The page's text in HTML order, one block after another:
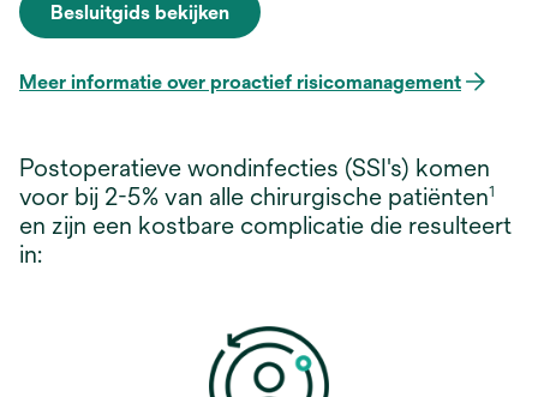
Besluitgids bekijken
opens
a
Meer informatie over proactief risicomanagement
opens
new
tab
Postoperatieve wondinfecties (SSI's) komen
voor bij 2-5% van alle chirurgische patiënten1
en zijn een kostbare complicatie die resulteert
in: